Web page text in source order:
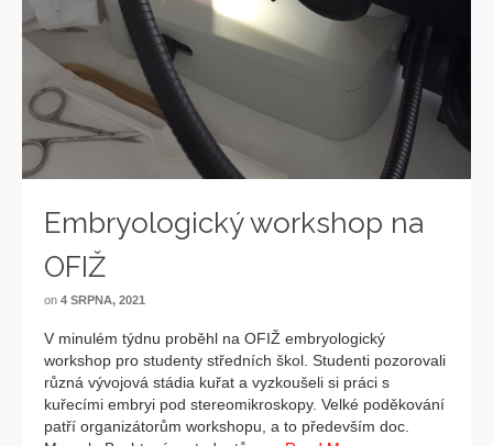
Embryologický workshop na
OFIŽ
on 4 SRPNA, 2021
V minulém týdnu proběhl na OFIŽ embryologický
workshop pro studenty středních škol. Studenti pozorovali
různá vývojová stádia kuřat a vyzkoušeli si práci s
kuřecími embryi pod stereomikroskopy. Velké poděkování
patří organizátorům workshopu, a to především doc.